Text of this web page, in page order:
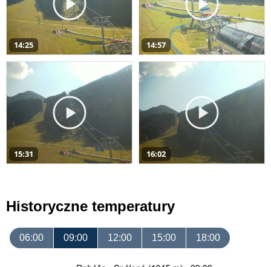
14:25 14:57
15:31 16:02
Historyczne temperatury
06:00 09:00 12:00 15:00 18:00